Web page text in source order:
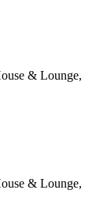
& Lounge,
& Lounge,